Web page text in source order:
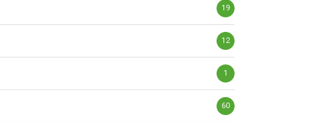
19
12
1
60